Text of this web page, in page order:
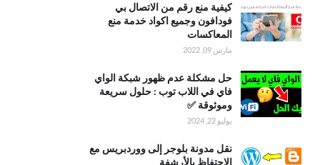
كيفية منع رقم من الاتصال بي
فودافون وجميع اكواد خدمة منع
المعاكسات
مارس 09, 2022
حل مشكلة عدم ظهور شبكة الواي
فاي في اللاب توب : حلول سريعة
وموثوقة ✅
يوليو 22, 2024
نقل مدونة بلوجر إلى ووردبريس مع
الاحتفاظ بالأرشفة